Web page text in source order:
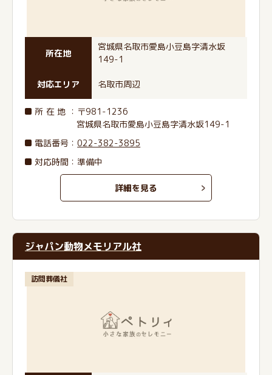
所在地
宮城県名取市愛島小豆島字清水坂
149-1
対応エリア 名取市周辺
所在地 ：〒981-1236
宮城県名取市愛島小豆島字清水坂149-1
電話番号 ：022-382-3895
対応時間：準備中
詳細を見る
ジャパン動物メモリアル社
訪問葬儀社